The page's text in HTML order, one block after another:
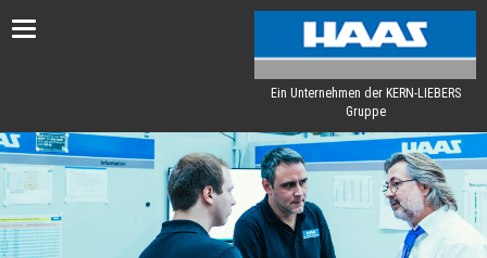
Toggle
Ein Unternehmen der KERN-LIEBERS
Gruppe